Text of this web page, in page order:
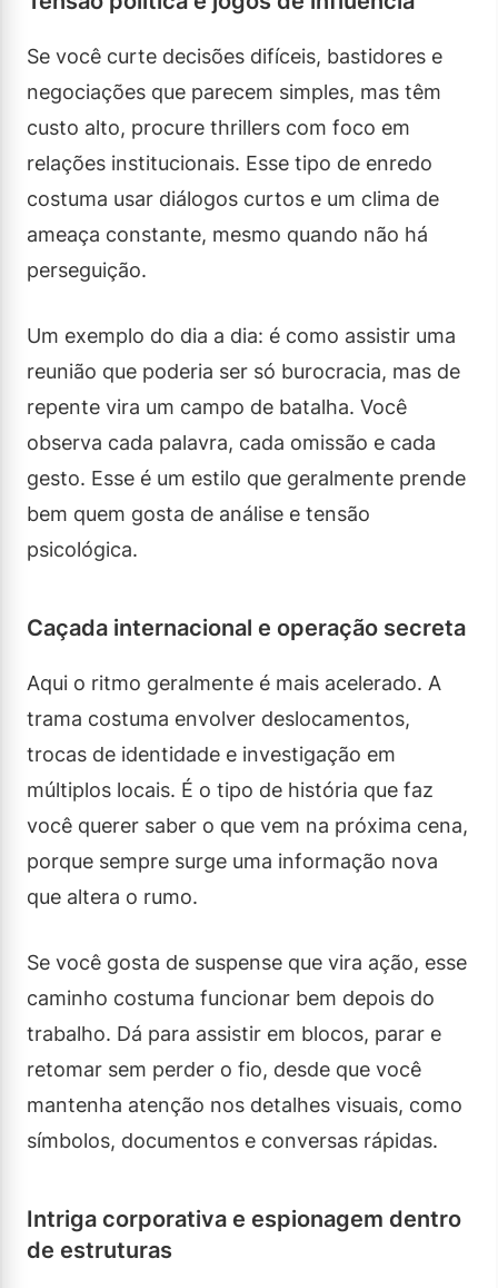
Se você curte decisões difíceis, bastidores e
negociações que parecem simples, mas têm
custo alto, procure thrillers com foco em
relações institucionais. Esse tipo de enredo
costuma usar diálogos curtos e um clima de
ameaça constante, mesmo quando não há
perseguição.
Um exemplo do dia a dia: é como assistir uma
reunião que poderia ser só burocracia, mas de
repente vira um campo de batalha. Você
observa cada palavra, cada omissão e cada
gesto. Esse é um estilo que geralmente prende
bem quem gosta de análise e tensão
psicológica.
Caçada internacional e operação secreta
Aqui o ritmo geralmente é mais acelerado. A
trama costuma envolver deslocamentos,
trocas de identidade e investigação em
múltiplos locais. É o tipo de história que faz
você querer saber o que vem na próxima cena,
porque sempre surge uma informação nova
que altera o rumo.
Se você gosta de suspense que vira ação, esse
caminho costuma funcionar bem depois do
trabalho. Dá para assistir em blocos, parar e
retomar sem perder o fio, desde que você
mantenha atenção nos detalhes visuais, como
símbolos, documentos e conversas rápidas.
Intriga corporativa e espionagem dentro
de estruturas